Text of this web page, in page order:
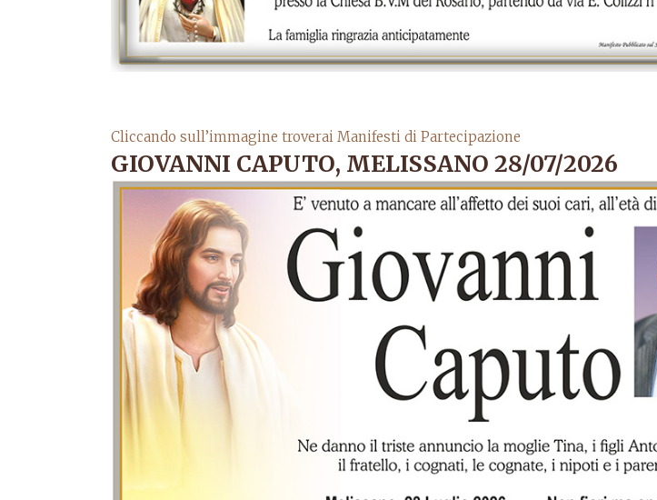
Cliccando sull’immagine troverai Manifesti di Partecipazione
GIOVANNI CAPUTO, MELISSANO 28/07/2026